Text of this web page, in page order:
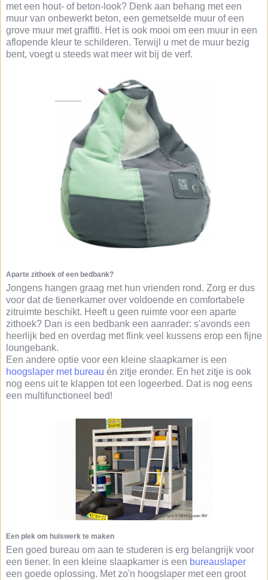
met een hout- of beton-look? Denk aan behang met een
muur van onbewerkt beton, een gemetselde muur of een
grove muur met graffiti. Het is ook mooi om een muur in een
aflopende kleur te schilderen. Terwijl u met de muur bezig
bent, voegt u steeds wat meer wit bij de verf.
Aparte zithoek of een bedbank?
Jongens hangen graag met hun vrienden rond. Zorg er dus
voor dat de tienerkamer over voldoende en comfortabele
zitruimte beschikt. Heeft u geen ruimte voor een aparte
zithoek? Dan is een bedbank een aanrader: s'avonds een
heerlijk bed en overdag met flink veel kussens erop een fijne
loungebank.
Een andere optie voor een kleine slaapkamer is een
hoogslaper met bureau én zitje eronder. En het zitje is ook
nog eens uit te klappen tot een logeerbed. Dat is nog eens
een multifunctioneel bed!
Een plek om huiswerk te maken
Een goed bureau om aan te studeren is erg belangrijk voor
een tiener. In een kleine slaapkamer is een bureauslaper
een goede oplossing. Met zo'n hoogslaper met een groot